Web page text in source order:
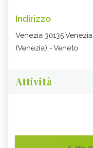
Indirizzo
Venezia 30135 Venezia
(Venezia) - Veneto
Attività